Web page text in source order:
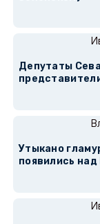
Депутаты
Утыкано
появились